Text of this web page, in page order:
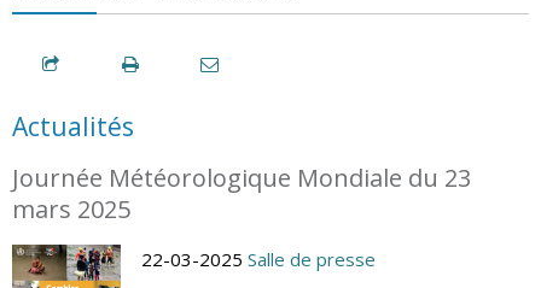
Actualités
Journée Météorologique Mondiale du 23
mars 2025
22-03-2025 Salle de presse